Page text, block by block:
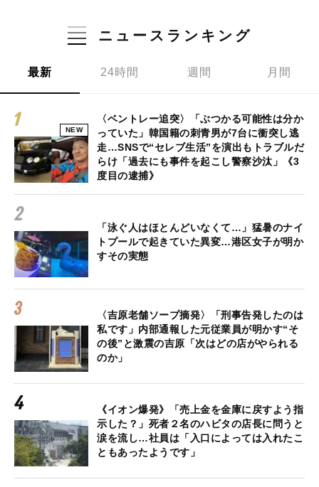
ニュースランキング
最新 24時間 週間 月間
NEW
〈ベントレー追突〉「ぶつかる可能性は分か
っていた」韓国籍の刺青男が7台に衝突し逃
走…SNSで“セレブ生活”を演出もトラブルだ
らけ「過去にも事件を起こし警察沙汰」《3
度目の逮捕》
「泳ぐ人はほとんどいなくて…」猛暑のナイ
トプールで起きていた異変…港区女子が明か
すその実態
〈吉原老舗ソープ摘発〉「刑事告発したのは
私です」内部通報した元従業員が明かす“そ
の後”と激震の吉原「次はどの店がやられる
のか」
《イオン爆発》「売上金を金庫に戻すよう指
示した？」死者２名のハビタの店長に問うと
涙を流し…社員は「入口によっては入れたこ
ともあったようです」